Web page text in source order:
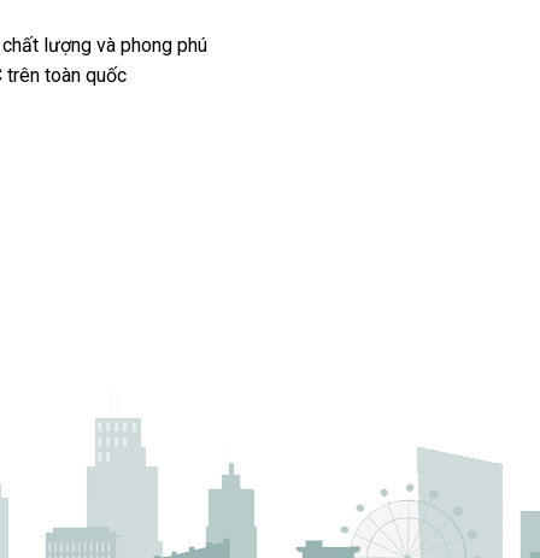
lượng và phong phú
trên toàn quốc